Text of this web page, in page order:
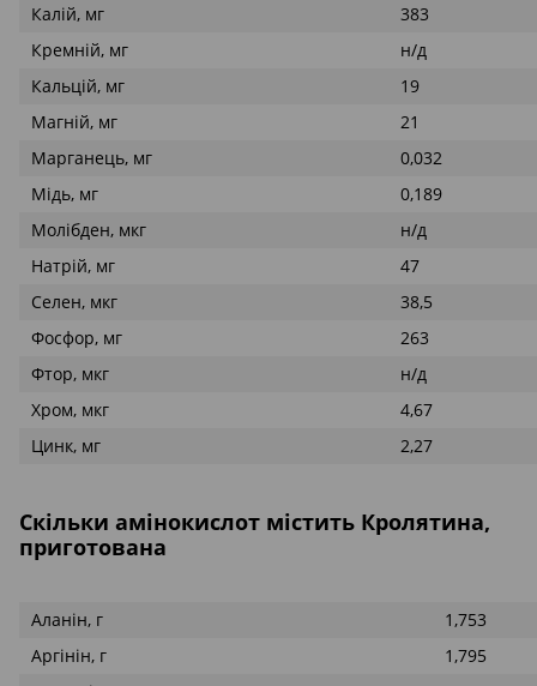
Калій, мг
383
Кремній, мг
н/д
Кальцій, мг
19
Магній, мг
21
Марганець, мг
0,032
Мідь, мг
0,189
Молібден, мкг
н/д
Натрій, мг
47
Селен, мкг
38,5
Фосфор, мг
263
Фтор, мкг
н/д
Хром, мкг
4,67
Цинк, мг
2,27
Скільки амінокислот містить Кролятина,
приготована
Аланін, г
1,753
Аргінін, г
1,795